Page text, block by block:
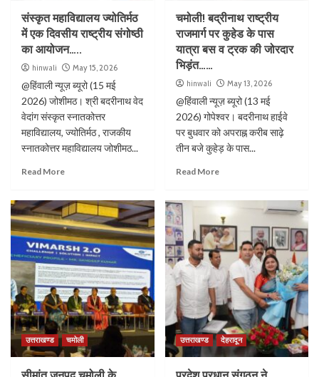
संस्कृत महाविद्यालय ज्योतिर्मठ
में एक दिवसीय राष्ट्रीय संगोष्ठी
का आयोजन…..
hinwali May 15, 2026
@हिंवाली न्यूज़ ब्यूरो (15 मई
2026) जोशीमठ। श्री बदरीनाथ वेद
वेदांग संस्कृत स्नातकोत्तर
महाविद्यालय, ज्योतिर्मठ , राजकीय
स्नातकोत्तर महाविद्यालय जोशीमठ...
Read More
चमोली! बद्रीनाथ राष्ट्रीय
राजमार्ग पर कुहेड के पास
यात्रा बस व ट्रक की जोरदार
भिड़ंत……
hinwali May 13, 2026
@हिंवाली न्यूज़ ब्यूरो (13 मई
2026) गोपेश्वर। बदरीनाथ हाईवे
पर बुधवार को अपराह्न करीब साढ़े
तीन बजे कुहेड़ के पास...
Read More
उत्तराखण्ड चमोली उत्तराखण्ड देहरादून